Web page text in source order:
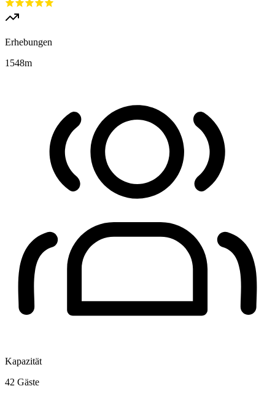
Erhebungen
1548m
Kapazität
42 Gäste